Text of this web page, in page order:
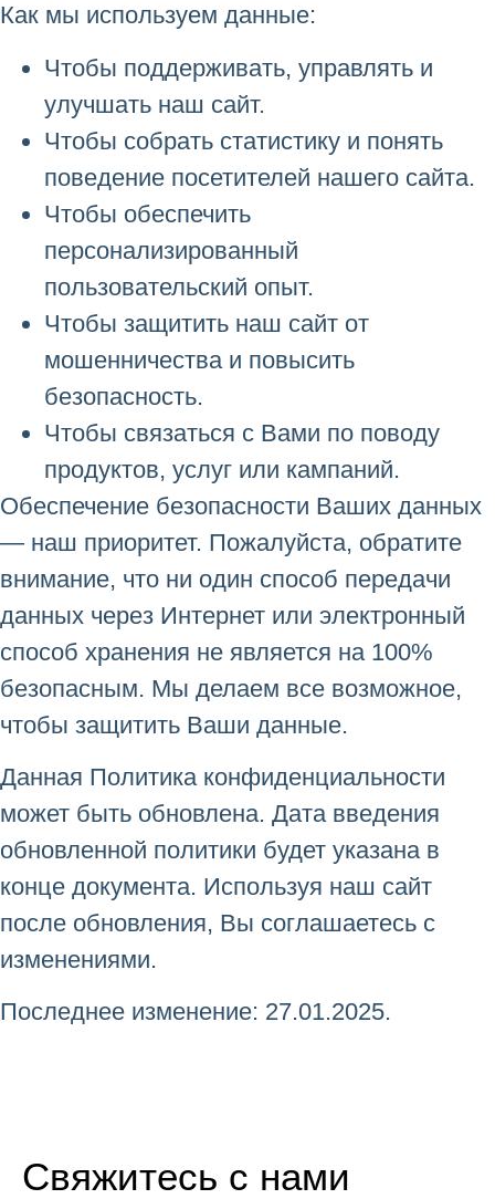
Как мы используем данные:
Чтобы поддерживать, управлять и
улучшать наш сайт.
Чтобы собрать статистику и понять
поведение посетителей нашего сайта.
Чтобы обеспечить
персонализированный
пользовательский опыт.
Чтобы защитить наш сайт от
мошенничества и повысить
безопасность.
Чтобы связаться с Вами по поводу
продуктов, услуг или кампаний.
Обеспечение безопасности Ваших данных
— наш приоритет. Пожалуйста, обратите
внимание, что ни один способ передачи
данных через Интернет или электронный
способ хранения не является на 100%
безопасным. Мы делаем все возможное,
чтобы защитить Ваши данные.
Данная Политика конфиденциальности
может быть обновлена. Дата введения
обновленной политики будет указана в
конце документа. Используя наш сайт
после обновления, Вы соглашаетесь с
изменениями.
Последнее изменение: 27.01.2025.
Свяжитесь с нами